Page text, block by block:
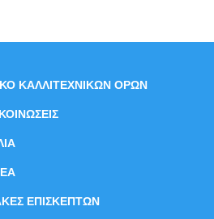
ΚΑΛΛΙΤΕΧΝΙΚΩΝ ΟΡΩΝ
ΕΠΙΣΚΕΠΤΩΝ